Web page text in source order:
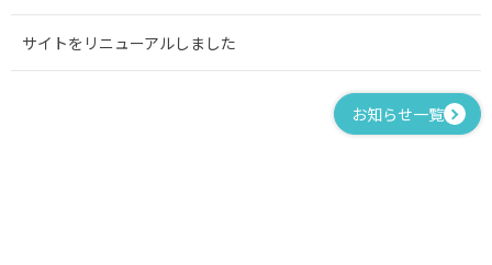
サイトをリニューアルしました
お知らせ一覧